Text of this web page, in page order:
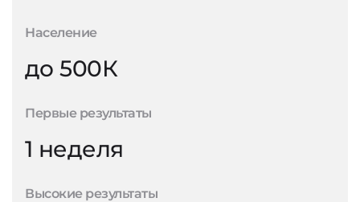
Население
до 500К
Первые результаты
1 неделя
Высокие результаты